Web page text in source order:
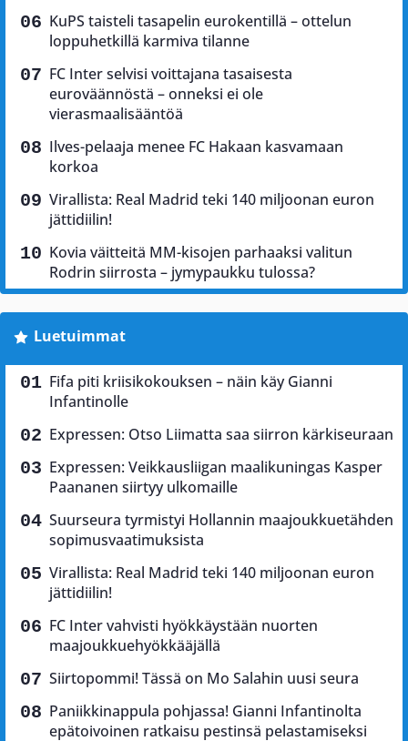
KuPS taisteli tasapelin eurokentillä – ottelun
loppuhetkillä karmiva tilanne
FC Inter selvisi voittajana tasaisesta
euroväännöstä – onneksi ei ole
vierasmaalisääntöä
Ilves-pelaaja menee FC Hakaan kasvamaan
korkoa
Virallista: Real Madrid teki 140 miljoonan euron
jättidiilin!
Kovia väitteitä MM-kisojen parhaaksi valitun
Rodrin siirrosta – jymypaukku tulossa?
Luetuimmat
Fifa piti kriisikokouksen – näin käy Gianni
Infantinolle
Expressen: Otso Liimatta saa siirron kärkiseuraan
Expressen: Veikkausliigan maalikuningas Kasper
Paananen siirtyy ulkomaille
Suurseura tyrmistyi Hollannin maajoukkuetähden
sopimusvaatimuksista
Virallista: Real Madrid teki 140 miljoonan euron
jättidiilin!
FC Inter vahvisti hyökkäystään nuorten
maajoukkuehyökkääjällä
Siirtopommi! Tässä on Mo Salahin uusi seura
Paniikkinappula pohjassa! Gianni Infantinolta
epätoivoinen ratkaisu pestinsä pelastamiseksi